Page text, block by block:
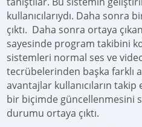
kullanıcılarıydı. Daha sonra
çıktı. Daha sonra ortaya
sayesinde program takibini
sistemleri normal ses ve
tecrübelerinden başka farklı
avantajlar kullanıcıların
bir biçimde güncellenmesini
durumu ortaya çıktı.